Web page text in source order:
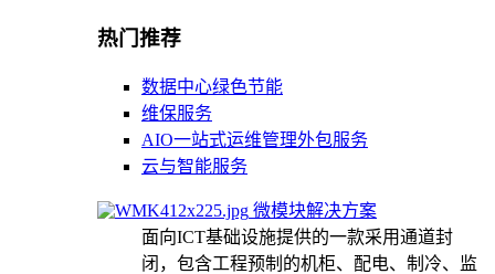
热门推荐
数据中心绿色节能
维保服务
AIO一站式运维管理外包服务
云与智能服务
微模块解决方案
面向ICT基础设施提供的一款采用通道封
闭，包含工程预制的机柜、配电、制冷、监